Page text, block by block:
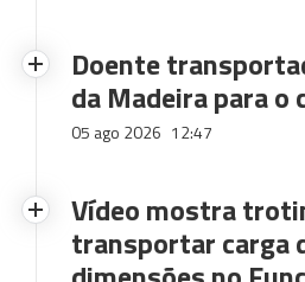
Doente
da Madeira para
05 ago 2026 12:47
Vídeo mostra
transportar carga